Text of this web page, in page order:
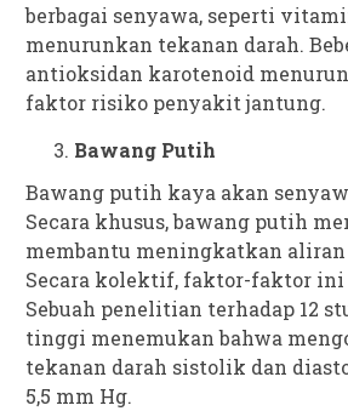
berbagai senyawa, seperti
menurunkan tekanan darah.
antioksidan karotenoid
faktor risiko penyakit jantung.
Bawang Putih
Bawang putih kaya akan
Secara khusus, bawang putih
membantu meningkatkan
Secara kolektif, faktor-faktor ini
Sebuah penelitian terhadap 12
tinggi menemukan bahwa
tekanan darah sistolik dan
5,5 mm Hg.